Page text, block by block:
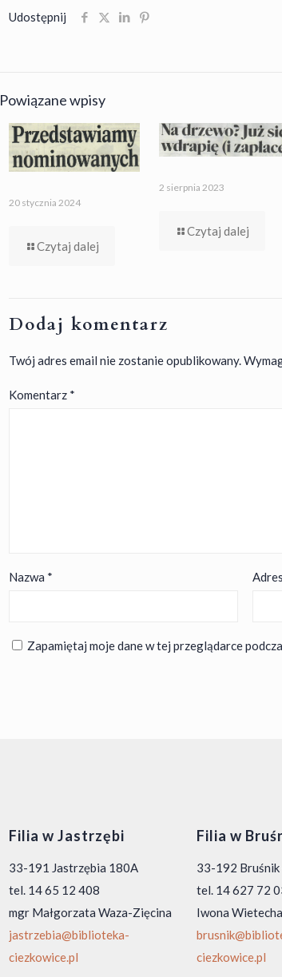
Udostępnij
Powiązane wpisy
20 stycznia 2024
Czytaj dalej
2 sierpnia 2023
Czytaj dalej
Dodaj komentarz
Twój adres email nie zostanie opublikowany.
Komentarz *
Nazwa *
Zapamiętaj moje dane w tej przeglądarce
Filia w Jastrzębi
33-191 Jastrzębia 180A
tel. 14 65 12 408
mgr Małgorzata Waza-Zięcina
jastrzebia@biblioteka-
ciezkowice.pl
Filia w
33-192 Bruśnik
tel. 14 627 72
Iwona Wietecha
ciezkowice.pl